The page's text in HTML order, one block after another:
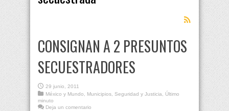
CONSIGNAN A 2 PRESUNTOS
SECUESTRADORES
29 junio, 2011
México y Mundo, Municipios, Seguridad y Justicia, Último
minuto
Deja un comentario